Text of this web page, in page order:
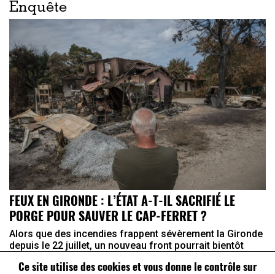
Ce site utilise des cookies et vous donne le contrôle sur
Enquête
FEUX EN GIRONDE : L’ÉTAT A-T-IL SACRIFIÉ LE
PORGE POUR SAUVER LE CAP-FERRET ?
Alors que des incendies frappent sévèrement la Gironde
depuis le 22 juillet, un nouveau front pourrait bientôt
Porge, village ravagé par les flammes, ont annoncé ...